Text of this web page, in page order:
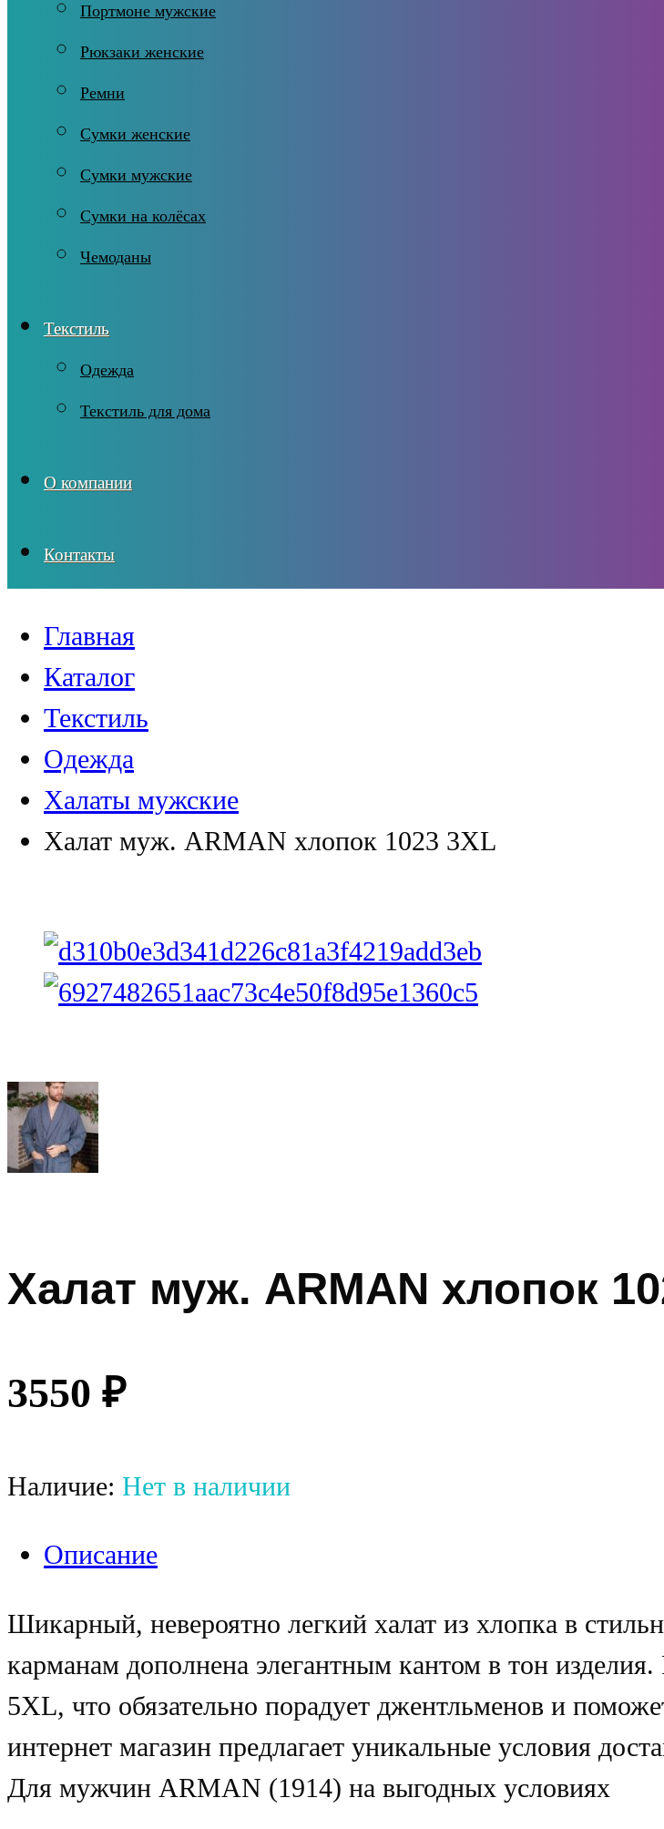
Портмоне мужские
Рюкзаки женские
Ремни
Сумки женские
Сумки мужские
Сумки на колёсах
Чемоданы
Текстиль
Одежда
Текстиль для дома
О компании
Контакты
Главная
Каталог
Текстиль
Одежда
Халаты мужские
Халат муж. ARMAN хлопок 1023 3XL
Халат муж. ARMAN хлопок
3550 ₽
Наличие: Нет в наличии
Описание
Шикарный, невероятно легкий халат из хлопка в
карманам дополнена элегантным кантом в тон
5XL, что обязательно порадует джентльменов и
интернет магазин предлагает уникальные условия
Для мужчин ARMAN (1914) на выгодных условиях